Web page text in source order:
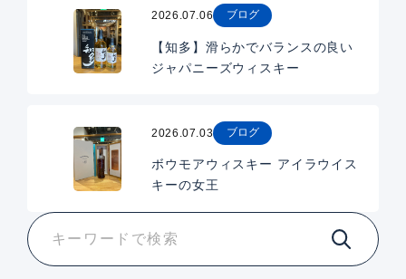
2026.07.06 ブログ
【知多】滑らかでバランスの良い
ジャパニーズウィスキー
2026.07.03 ブログ
ボウモアウィスキー アイラウイス
キーの女王